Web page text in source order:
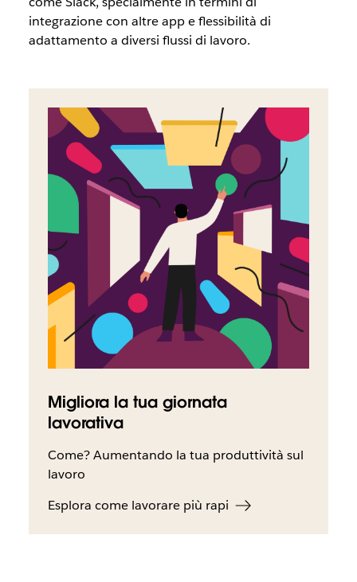
integrazione con altre app e flessibilità di
adattamento a diversi flussi di lavoro.
Migliora la tua giornata
lavorativa
Come? Aumentando la tua produttività sul
lavoro
Esplora come lavorare più rapi